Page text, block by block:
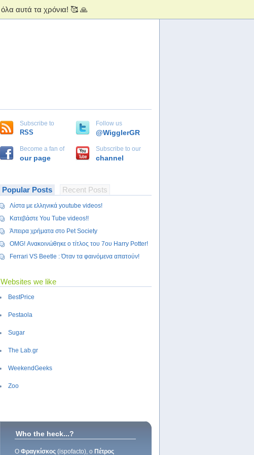
Subscribe to
RSS
Follow us
@WigglerGR
Become a fan of
our page
Subscribe to our
channel
Popular Posts Recent Posts
Λίστα με ελληνικά youtube videos!
Κατεβάστε You Tube videos!!
Άπειρα χρήματα στο Pet Society
OMG! Ανακοινώθηκε ο τίτλος του 7ου Harry Potter!
Ferrari VS Beetle : Όταν τα φαινόμενα απατούν!
Websites we like
BestPrice
Pestaola
Sugar
The Lab.gr
WeekendGeeks
Zoo
Who the heck...?
Ο Φραγκίσκος (ispofacto), o Πέτρος